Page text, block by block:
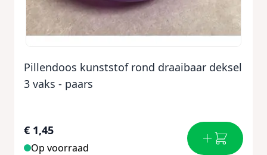
Pillendoos kunststof rond draaibaar deksel
3 vaks - paars
€ 1,45
Op voorraad